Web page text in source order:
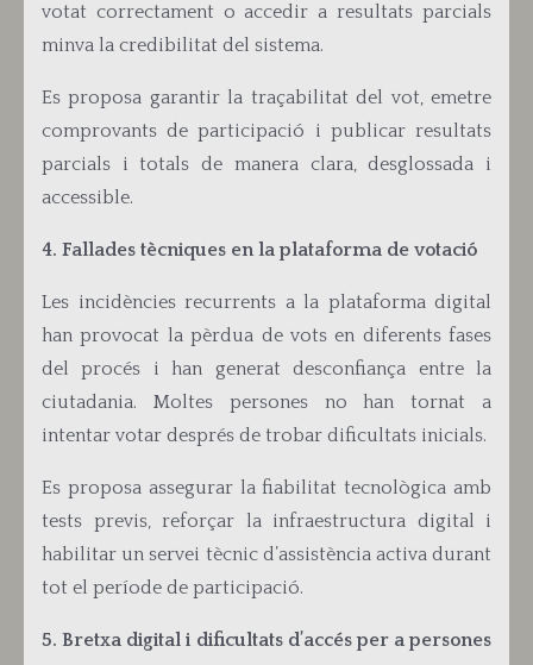
votat correctament o accedir a resultats parcials
minva la credibilitat del sistema.
Es proposa garantir la traçabilitat del vot, emetre
comprovants de participació i publicar resultats
parcials i totals de manera clara, desglossada i
accessible.
4. Fallades tècniques en la plataforma de votació
Les incidències recurrents a la plataforma digital
han provocat la pèrdua de vots en diferents fases
del procés i han generat desconfiança entre la
ciutadania. Moltes persones no han tornat a
intentar votar després de trobar dificultats inicials.
Es proposaassegurar la fiabilitat tecnològica amb
tests previs, reforçar la infraestructura digital i
habilitar un servei tècnic d’assistència activa durant
tot el període de participació.
5. Bretxa digital i dificultats d’accés per a persones